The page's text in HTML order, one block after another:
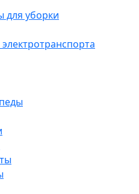
для уборки